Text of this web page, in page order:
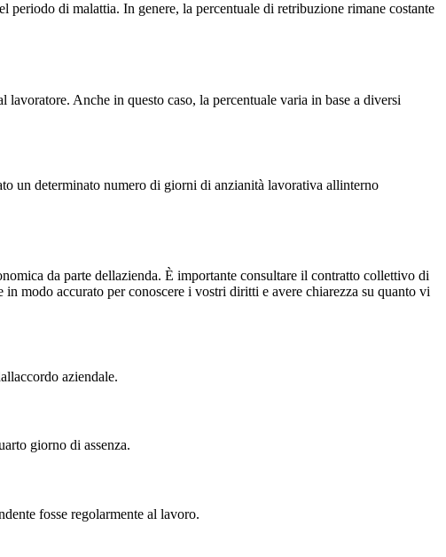
di malattia. In genere, la percentuale di retribuzione rimane costante
Anche in questo caso, la percentuale varia in base a diversi
un determinato numero di giorni di anzianità lavorativa allinterno
da parte dellazienda. È importante consultare il contratto collettivo di
modo accurato per conoscere i vostri diritti e avere chiarezza su quanto vi
aziendale.
giorno di assenza.
fosse regolarmente al lavoro.